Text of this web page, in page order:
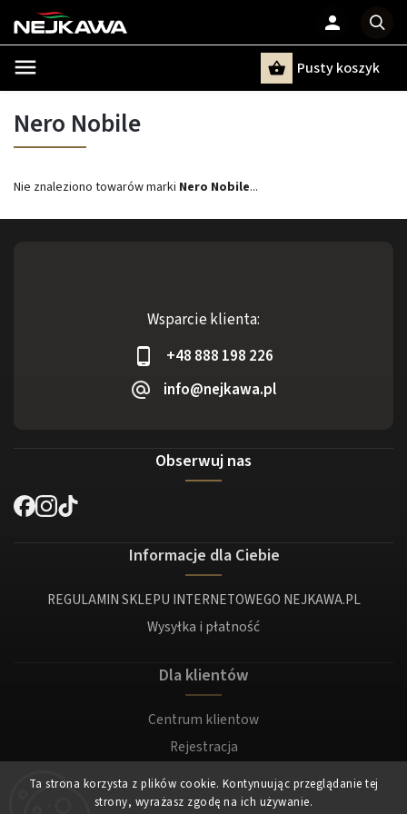
Ta strona korzysta z plików cookie. Kontynuując przeglądanie tej
strony, wyrażasz zgodę na ich używanie.
Pusty koszyk
Nero Nobile
Nie znaleziono towarów marki Nero Nobile...
Wsparcie klienta:
+48 888 198 226
info@nejkawa.pl
Obserwuj nas
Informacje dla Ciebie
REGULAMIN SKLEPU INTERNETOWEGO NEJKAWA.PL
Wysyłka i płatność
Dla klientów
Centrum klientow
Rejestracja
Zaloguj sie